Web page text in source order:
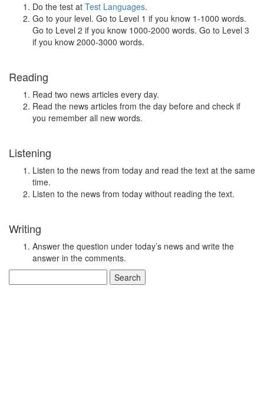
Do the test at Test Languages.
Go to your level. Go to Level 1 if you know 1-1000 words.
Go to Level 2 if you know 1000-2000 words. Go to Level 3
if you know 2000-3000 words.
Reading
Read two news articles every day.
Read the news articles from the day before and check if
you remember all new words.
Listening
Listen to the news from today and read the text at the same
time.
Listen to the news from today without reading the text.
Writing
Answer the question under today’s news and write the
answer in the comments.
for: